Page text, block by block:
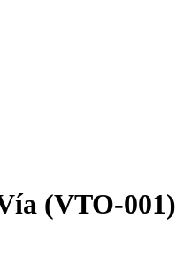
(VTO-001)